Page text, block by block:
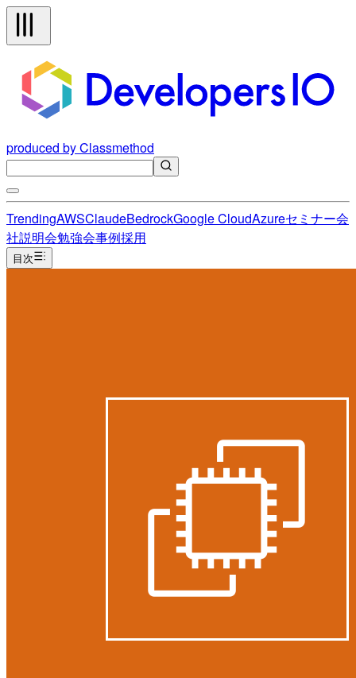
produced by Classmethod
TrendingAWSClaudeBedrockGoogle CloudAzureセミナー会
社説明会勉強会事例採用
目次